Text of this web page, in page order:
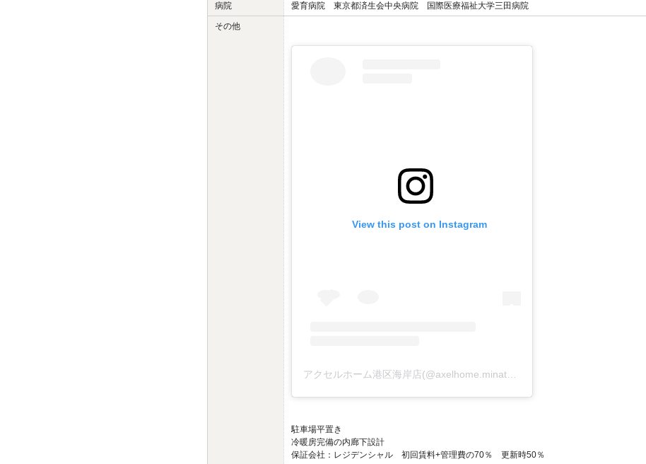
病院 愛育病院 東京都済生会中央病院 国際医療福祉大学三田病院
その他
View this post on Instagram
駐車場平置き
冷暖房完備の内廊下設計
保証会社：レジデンシャル 初回賃料+管理費の70％ 更新時50％